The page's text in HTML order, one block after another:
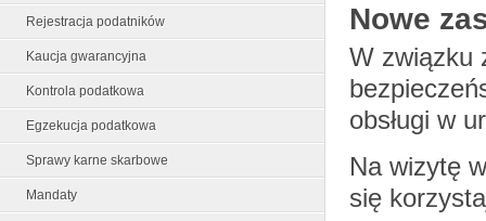
Rejestracja podatników
Kaucja gwarancyjna
Kontrola podatkowa
Egzekucja podatkowa
Sprawy karne skarbowe
Mandaty
Nowe
W związku
obsługi w
Na wizytę
się